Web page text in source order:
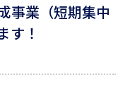
事業（短期集中
す！